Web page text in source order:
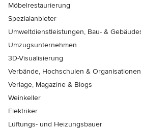
Möbelrestaurierung
Spezialanbieter
Umweltdienstleistungen, Bau- &
Umzugsunternehmen
3D-Visualisierung
Verbände, Hochschulen & Organisationen
Verlage, Magazine & Blogs
Weinkeller
Elektriker
Lüftungs- und Heizungsbauer